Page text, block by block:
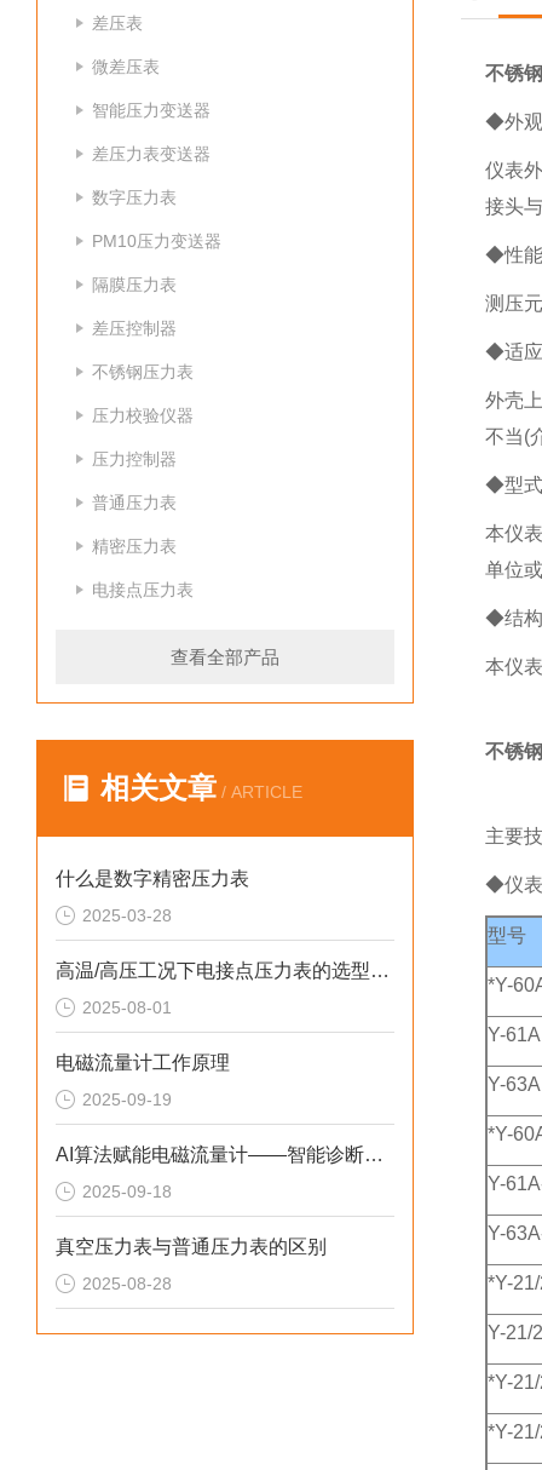
差压表
微差压表
智能压力变送器
差压力表变送器
数字压力表
PM10压力变送器
隔膜压力表
差压控制器
不锈钢压力表
压力校验仪器
压力控制器
普通压力表
精密压力表
电接点压力表
查看全部产品
相关文章 / ARTICLE
什么是数字精密压力表
2025-03-28
高温/高压工况下电接点压力表的选型策略
2025-08-01
电磁流量计工作原理
2025-09-19
AI算法赋能电磁流量计——智能诊断如何实现预测性维护与故障预警？
2025-09-18
真空压力表与普通压力表的区别
2025-08-28
不锈
◆外观
仪表
接头
◆性能
测压
◆适应
外壳
不当(
◆型式
本仪
单位
◆结构
本仪
不锈
主要
◆仪表
型号
*Y-
Y-61A
Y-63A
*Y-
Y-
Y-
*Y-
Y-21/
*Y-
*Y-